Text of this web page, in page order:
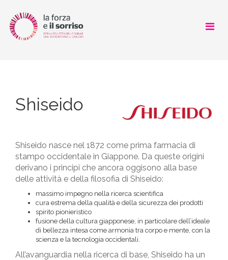
NEWS
5×1000 FAQ
Shiseido
Shiseido nasce nel 1872 come prima farmacia di
stampo occidentale in Giappone. Da queste origini
derivano i principi che ancora oggisono alla base
delle attività e della filosofia di Shiseido:
massimo impegno nella ricerca scientifica
cura estrema della qualità e della sicurezza dei prodotti
spirito pionieristico
fusione della cultura giapponese, in particolare dell’ideale
di bellezza intesa come armonia tra corpo e mente, con la
scienza e la tecnologia occidentali.
All’avanguardia nella ricerca di base, Shiseido ha un